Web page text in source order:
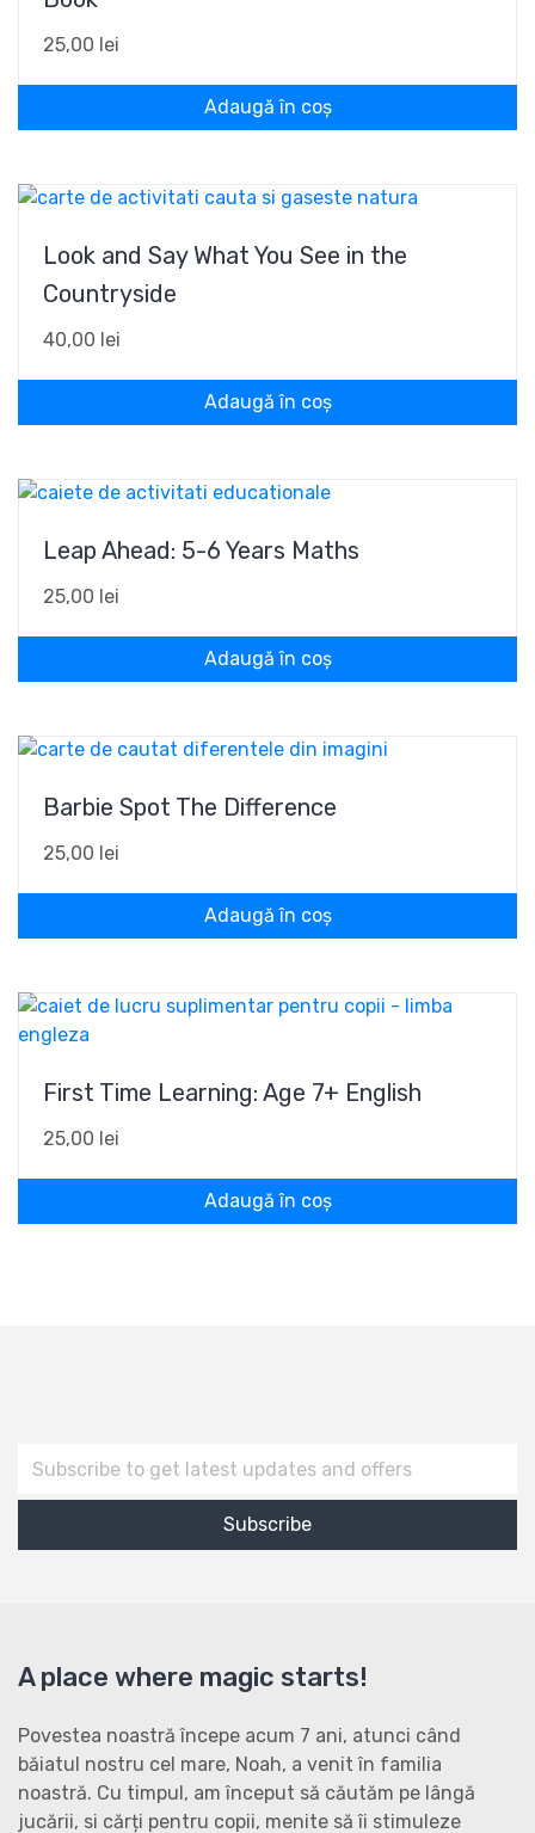
25,00 lei
Adaugă în coș
Look and Say What You See in the
Countryside
40,00 lei
Adaugă în coș
Leap Ahead: 5-6 Years Maths
25,00 lei
Adaugă în coș
Barbie Spot The Difference
25,00 lei
Adaugă în coș
First Time Learning: Age 7+ English
25,00 lei
Adaugă în coș
A place where magic starts!
Povestea noastră începe acum 7 ani, atunci când
băiatul nostru cel mare, Noah, a venit în familia
noastră. Cu timpul, am început să căutăm pe lângă
jucării, si cărți pentru copii, menite să îi stimuleze